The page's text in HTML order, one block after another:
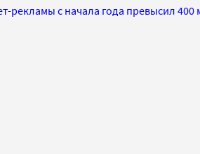
рекламы с начала года превысил 400